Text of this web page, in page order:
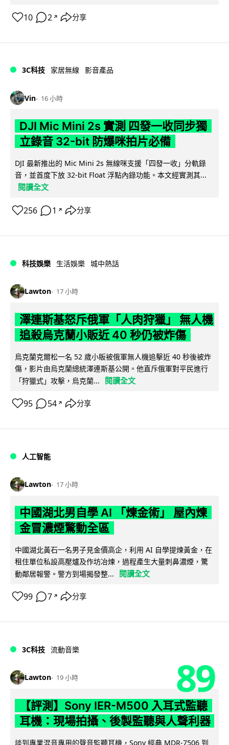
10 2 ↗ 分享
3C科技 家居無線 影音產品
Vin 16 小時
DJI Mic Mini 2s 實測 四發一收同步獨
立錄音 32-bit 防爆咪拍片必備
DJI 最新推出的 Mic Mini 2s 無線咪支援「四發一收」分軌錄
音，並首度下放 32-bit Float 浮點內錄功能。本文經實測其...
閱讀全文
256 1 ↗ 分享
科技娛樂 生活娛樂 城中熱話
Lawton 17 小時
澤連斯基怒斥俄軍「人肉狩獵」 無人機
追殺烏克蘭小販近 40 秒仍被炸傷
烏克蘭克爾松一名 52 歲小販被俄軍無人機追擊近 40 秒後被炸
傷，影片由烏克蘭總統澤連斯基公開。他直斥俄軍對平民進行
「狩獵式」攻擊，烏克蘭...
閱讀全文
95 54 ↗ 分享
人工智能
Lawton 17 小時
中國湖北男自學 AI 「煉金術」 屋內煉
金冒濃煙驚動全區
中國湖北黃石一名男子見金價高企，利用 AI 自學提煉黃金，在
租住單位私設高壓爐及作坊冶煉，過程產生大量刺鼻濃煙，驚
動鄰居報警。警方到場揭發整...
閱讀全文
99 7 ↗ 分享
3C科技 流動音樂
Lawton 19 小時 89
【評測】Sony IER-M500 入耳式監聽
耳機：現場拍攝、後製監聽與人聲利器
談到專業混音專用的聲音監聽耳機，Sony 經典 MDR-7506 到